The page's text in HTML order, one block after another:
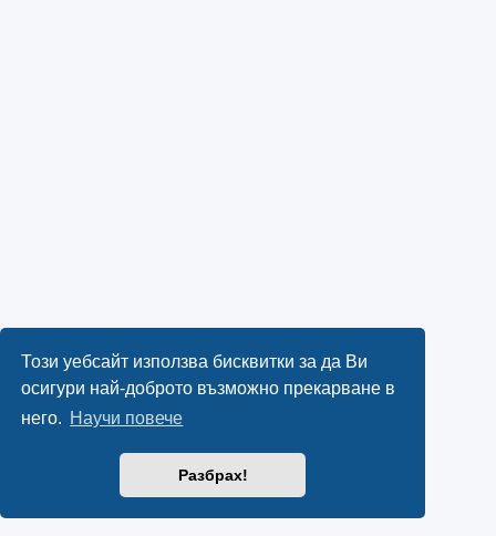
Този уебсайт използва бисквитки за да Ви
осигури най-доброто възможно прекарване в
него. Научи повече
Разбрах!